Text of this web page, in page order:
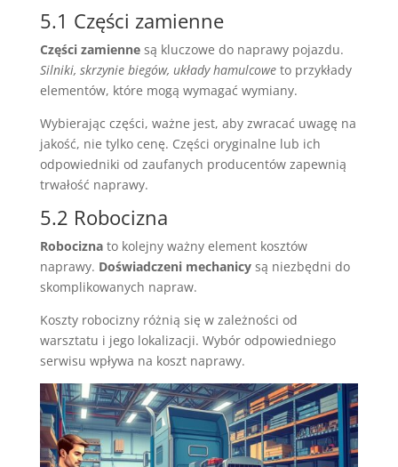
5.1 Części zamienne
Części zamiennesą kluczowe do naprawy pojazdu.
Silniki, skrzynie biegów, układy hamulcoweto przykłady
elementów, które mogą wymagać wymiany.
Wybierając części, ważne jest, aby zwracać uwagę na
jakość, nie tylko cenę. Części oryginalne lub ich
odpowiedniki od zaufanych producentów zapewnią
trwałość naprawy.
5.2 Robocizna
Robociznato kolejny ważny element kosztów
naprawy. Doświadczeni mechanicysą niezbędni do
skomplikowanych napraw.
Koszty robocizny różnią się w zależności od
warsztatu i jego lokalizacji. Wybór odpowiedniego
serwisu wpływa na koszt naprawy.